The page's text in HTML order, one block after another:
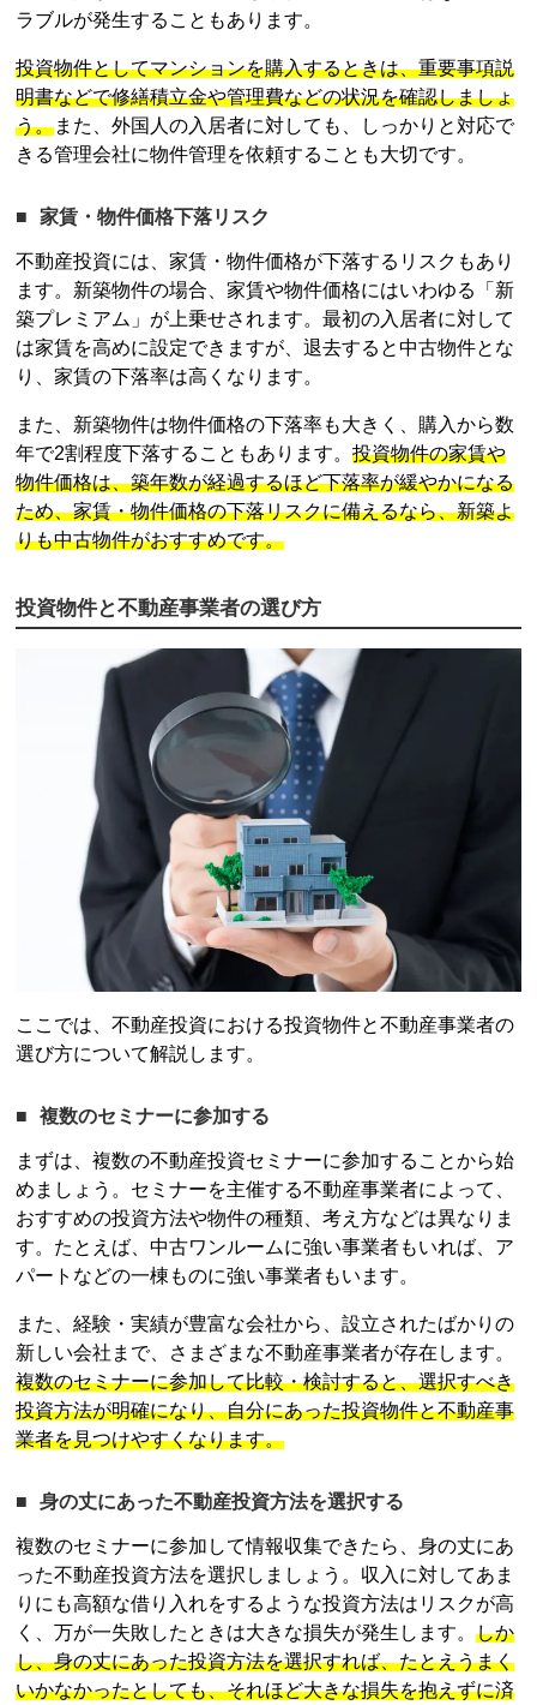
ラブルが発生することもあります。
投資物件としてマンションを購入するときは、重要事項説
明書などで修繕積立金や管理費などの状況を確認しましょ
う。また、外国人の入居者に対しても、しっかりと対応で
きる管理会社に物件管理を依頼することも大切です。
家賃・物件価格下落リスク
不動産投資には、家賃・物件価格が下落するリスクもあり
ます。新築物件の場合、家賃や物件価格にはいわゆる「新
築プレミアム」が上乗せされます。最初の入居者に対して
は家賃を高めに設定できますが、退去すると中古物件とな
り、家賃の下落率は高くなります。
また、新築物件は物件価格の下落率も大きく、購入から数
年で2割程度下落することもあります。投資物件の家賃や
物件価格は、築年数が経過するほど下落率が緩やかになる
ため、家賃・物件価格の下落リスクに備えるなら、新築よ
りも中古物件がおすすめです。
投資物件と不動産事業者の選び方
ここでは、不動産投資における投資物件と不動産事業者の
選び方について解説します。
複数のセミナーに参加する
まずは、複数の不動産投資セミナーに参加することから始
めましょう。セミナーを主催する不動産事業者によって、
おすすめの投資方法や物件の種類、考え方などは異なりま
す。たとえば、中古ワンルームに強い事業者もいれば、ア
パートなどの一棟ものに強い事業者もいます。
また、経験・実績が豊富な会社から、設立されたばかりの
新しい会社まで、さまざまな不動産事業者が存在します。
複数のセミナーに参加して比較・検討すると、選択すべき
投資方法が明確になり、自分にあった投資物件と不動産事
業者を見つけやすくなります。
身の丈にあった不動産投資方法を選択する
複数のセミナーに参加して情報収集できたら、身の丈にあ
った不動産投資方法を選択しましょう。収入に対してあま
りにも高額な借り入れをするような投資方法はリスクが高
く、万が一失敗したときは大きな損失が発生します。しか
し、身の丈にあった投資方法を選択すれば、たとえうまく
いかなかったとしても、それほど大きな損失を抱えずに済